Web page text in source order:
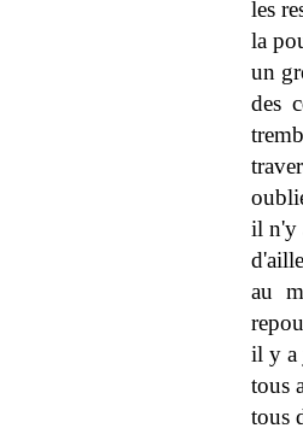
les
la
un
des
il n'y
au
il y a
tous
tous